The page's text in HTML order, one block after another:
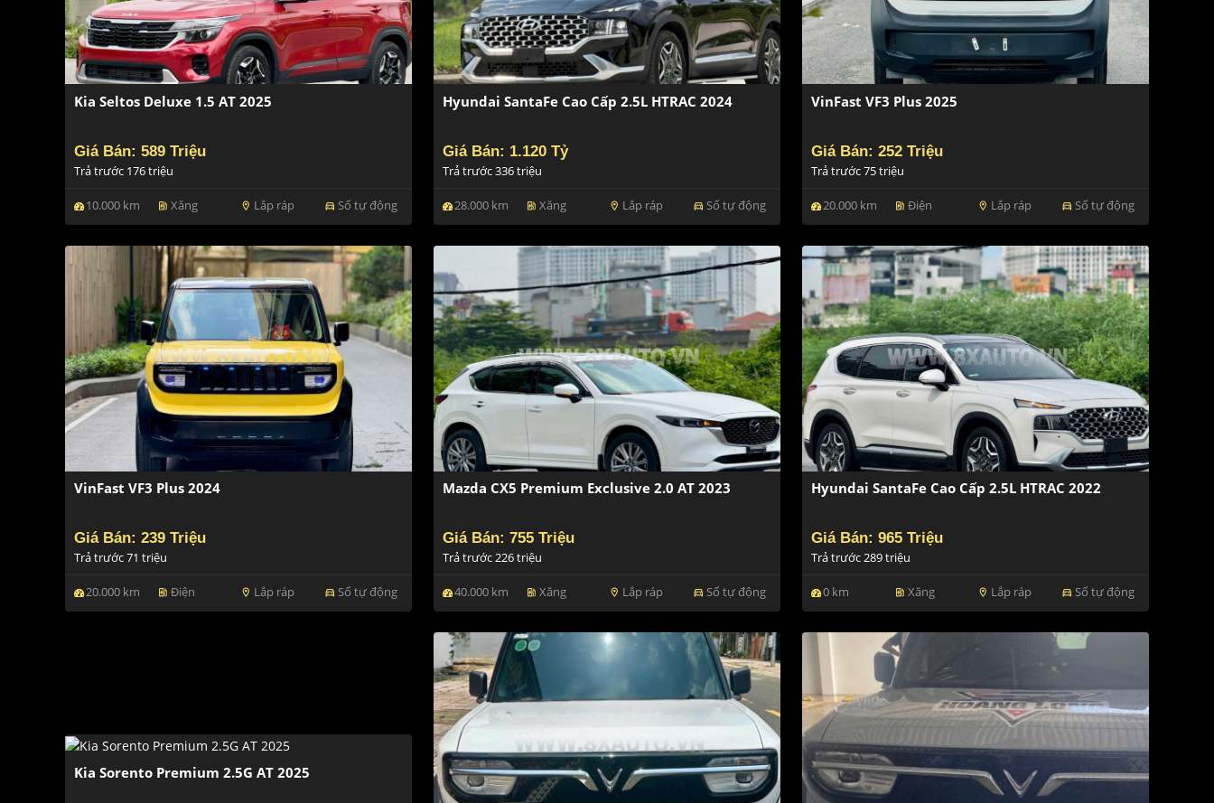
Kia Seltos Deluxe 1.5 AT 2025
Giá Bán: 589 Triệu
Trả trước 176 triệu
10.000 km ev_station Xăng location_on Lắp ráp directions_car Số tự động
Hyundai SantaFe Cao Cấp 2.5L HTRAC 2024
Giá Bán: 1.120 Tỷ
Trả trước 336 triệu
28.000 km ev_station Xăng location_on Lắp ráp directions_car Số tự động
VinFast VF3 Plus 2025
Giá Bán: 252 Triệu
Trả trước 75 triệu
20.000 km ev_station Điện location_on Lắp ráp directions_car Số tự động
VinFast VF3 Plus 2024
Giá Bán: 239 Triệu
Trả trước 71 triệu
20.000 km ev_station Điện location_on Lắp ráp directions_car Số tự động
Mazda CX5 Premium Exclusive 2.0 AT 2023
Giá Bán: 755 Triệu
Trả trước 226 triệu
40.000 km ev_station Xăng location_on Lắp ráp directions_car Số tự động
Hyundai SantaFe Cao Cấp 2.5L HTRAC 2022
Giá Bán: 965 Triệu
Trả trước 289 triệu
0 km ev_station Xăng location_on Lắp ráp directions_car Số tự động
Kia Sorento Premium 2.5G AT 2025